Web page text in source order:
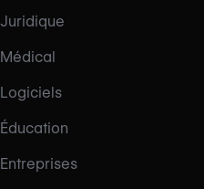
Juridique
Médical
Logiciels
Éducation
Entreprises